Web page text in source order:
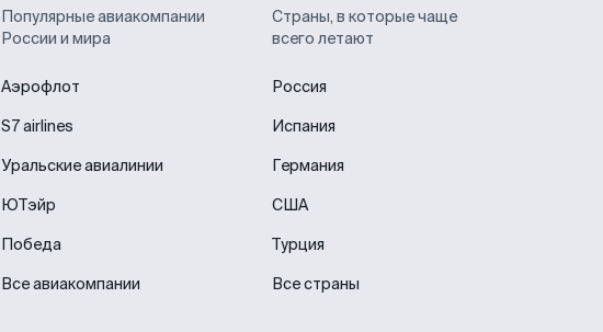
Популярные авиакомпании
России и мира
Аэрофлот
S7 airlines
Уральские авиалинии
ЮТэйр
Победа
Все авиакомпании
Страны, в которые чаще
всего летают
Россия
Испания
Германия
США
Турция
Все страны